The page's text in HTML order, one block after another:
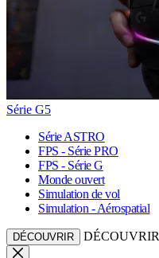
Série G5
Série ASTRO
FPS - Série PRO
FPS - Série G
Monde ouvert
Simulation de vol
Simulation - Aérospatial
DÉCOUVRIR DÉCOUVRIR